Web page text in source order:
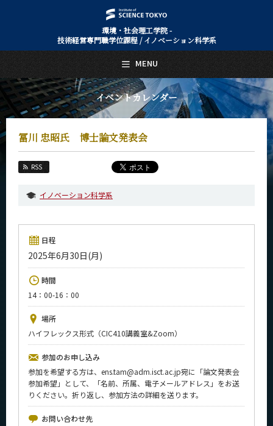
環境・社会理工学院 -
技術経営専門職学位課程 / イノベーション科学系
イベントカレンダー
冨川 忠昭氏 博士論文発表会
RSS
イノベーション科学系
日程
2025年6月30日(月)
時間
14：00-16：00
場所
ハイフレックス形式（CIC410講義室&Zoom）
参加のお申し込み
参加を希望する方は、ens.tam@adm.isct.ac.jp宛に「論文発表会
参加希望」として、「名前、所属、電子メールアドレス」をお送
りください。折り返し、参加方法の詳細を送ります。
お問い合わせ先
MENU
日本語 English
Top Page
技術経営専門職学位課程 / イノベーション科学系について
About Us
教育
教員・研究室
入学案内
Admissions
News
イベントカレンダー
Event Calendar
今後のイベント
今後の課程別イベント
年別アーカイブ